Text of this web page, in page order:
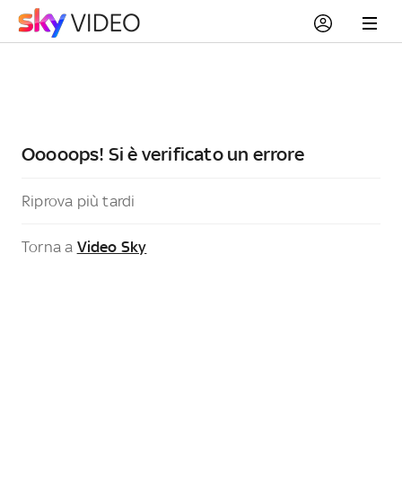
Ooooops! Si è verificato un errore
Riprova più tardi
Torna a Video Sky